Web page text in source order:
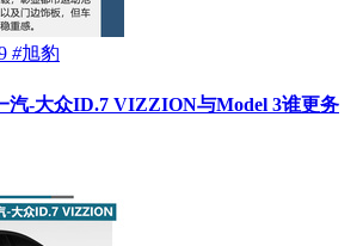
#旭豹
汽-大众ID.7 VIZZION与Model 3谁更务